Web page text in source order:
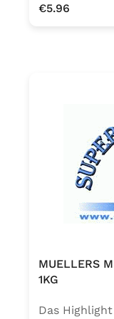
Regular price:
€5.96
MUELLERS
1KG
Das